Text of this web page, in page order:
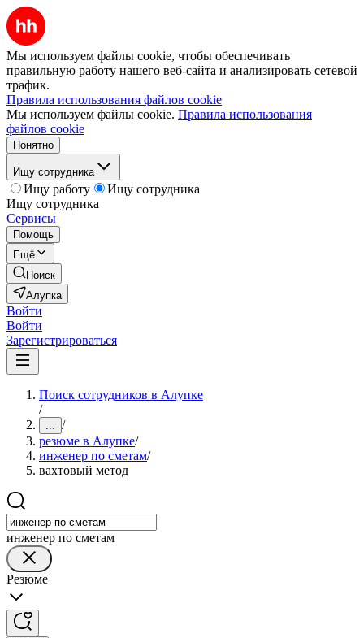
Мы используем файлы cookie, чтобы обеспечивать
правильную работу нашего веб-сайта и анализировать сетевой
трафик.
Правила использования файлов cookie
Мы используем файлы cookie. Правила использования
файлов cookie
Понятно
Ищу сотрудника
Ищу работу
Ищу сотрудника
Ищу сотрудника
Сервисы
Помощь
Ещё
Поиск
Алупка
Войти
Войти
Зарегистрироваться
Поиск сотрудников в Алупке
/
... /
резюме в Алупке/
инженер по сметам/
вахтовый метод
инженер по сметам
Резюме